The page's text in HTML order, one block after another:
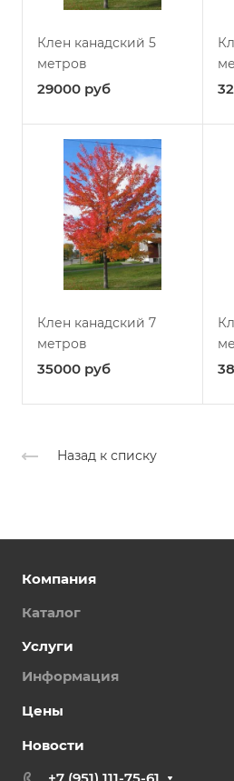
Клен канадский 5
метров
29000 руб
Клен канадский 7
метров
35000 руб
Назад к списку
Компания
Каталог
Услуги
Информация
Цены
Новости